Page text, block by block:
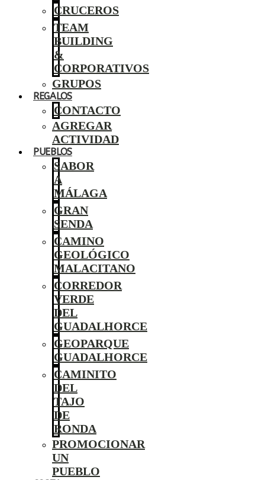
CRUCEROS
TEAM
BUILDING
&
CORPORATIVOS
GRUPOS
REGALOS
CONTACTO
AGREGAR
ACTIVIDAD
PUEBLOS
SABOR
A
MÁLAGA
GRAN
SENDA
CAMINO
GEOLÓGICO
MALACITANO
CORREDOR
VERDE
DEL
GUADALHORCE
GEOPARQUE
GUADALHORCE
CAMINITO
DEL
TAJO
DE
RONDA
PROMOCIONAR
UN
PUEBLO